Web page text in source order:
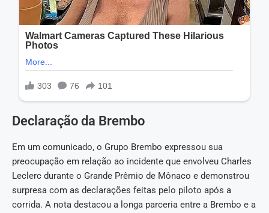
Declaração da Brembo
Em um comunicado, o Grupo Brembo expressou sua
preocupação em relação ao incidente que envolveu Charles
Leclerc durante o Grande Prêmio de Mônaco e demonstrou
surpresa com as declarações feitas pelo piloto após a
corrida. A nota destacou a longa parceria entre a Brembo e a